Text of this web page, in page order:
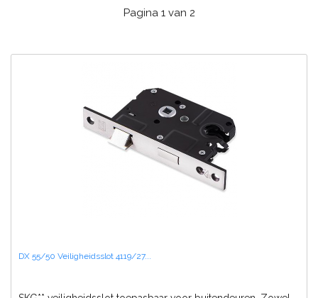
Pagina 1 van 2
DX 55/50 Veiligheidsslot 4119/27...